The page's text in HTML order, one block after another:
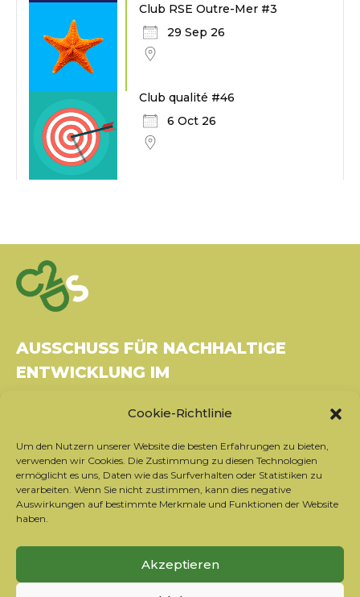
Cookie-Richtlinie
Um den Nutzern unserer Website die besten Erfahrungen zu bieten,
verwenden wir Cookies. Die Zustimmung zu diesen Technologien
ermöglicht es uns, Daten wie das Surfverhalten oder Statistiken zu
verarbeiten. Wenn Sie nicht zustimmen, kann dies negative
Auswirkungen auf bestimmte Merkmale und Funktionen der Website
haben.
Akzeptieren
Club RSE Outre-Mer #3
29 Sep 26
Club qualité #46
6 Oct 26
AUSSCHUSS FÜR NACHHALTIGE
ENTWICKLUNG IM
37270 Montlouis-sur-Loire
Tel.: 06 26 49 36 81 -
contact@c2ds.eu
TwitterLinkedIn
Sich für den Newsletter anmelden
Unsere Partner